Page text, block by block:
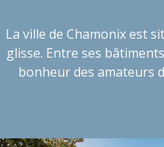
La ville de Chamonix est
glisse. Entre ses
bonheur des amateurs